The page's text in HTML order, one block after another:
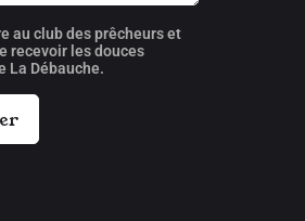
au club des prêcheurs et
recevoir les douces
La Débauche.